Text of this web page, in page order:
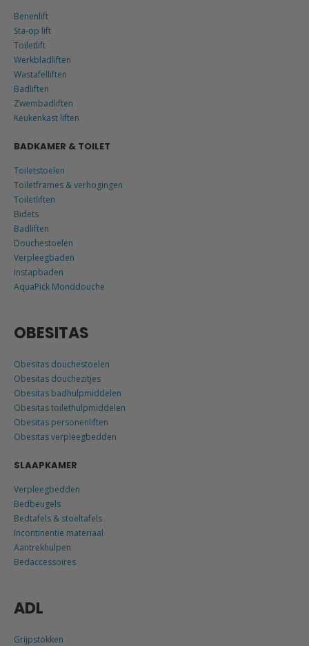
Benenlift
Sta-op lift
Toiletlift
Werkbladliften
Wastafelliften
Badliften
Zwembadliften
Keukenkast liften
BADKAMER & TOILET
Toiletstoelen
Toiletframes & verhogingen
Toiletliften
Bidets
Badliften
Douchestoelen
Verpleegbaden
Instapbaden
AquaPick Monddouche
OBESITAS
Obesitas douchestoelen
Obesitas douchezitjes
Obesitas badhulpmiddelen
Obesitas toilethulpmiddelen
Obesitas personenliften
Obesitas verpleegbedden
SLAAPKAMER
Verpleegbedden
Bedbeugels
Bedtafels & stoeltafels
Incontinentie materiaal
Aantrekhulpen
Bedaccessoires
ADL
Grijpstokken